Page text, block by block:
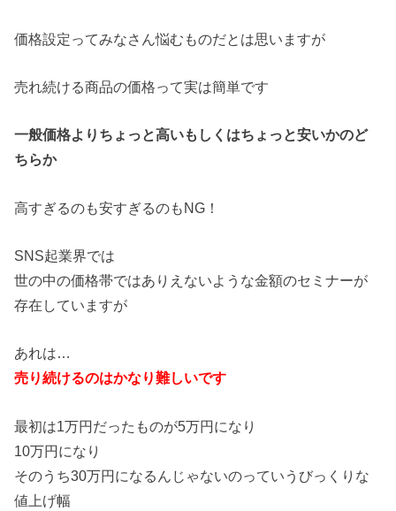
価格設定ってみなさん悩むものだとは思いますが
売れ続ける商品の価格って実は簡単です
一般価格よりちょっと高いもしくはちょっと安いかのど
ちらか
高すぎるのも安すぎるのもNG！
SNS起業界では
世の中の価格帯ではありえないような金額のセミナーが
存在していますが
あれは…
売り続けるのはかなり難しいです
最初は1万円だったものが5万円になり
10万円になり
そのうち30万円になるんじゃないのっていうびっくりな
値上げ幅